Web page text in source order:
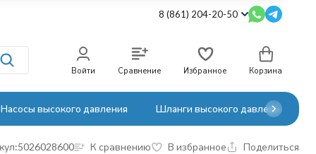
8 (861) 204-20-50
Войти Сравнение Избранное Корзина
Насосы высокого давления Шланги высокого давления
5026028600 К сравнению В избранное Поделиться